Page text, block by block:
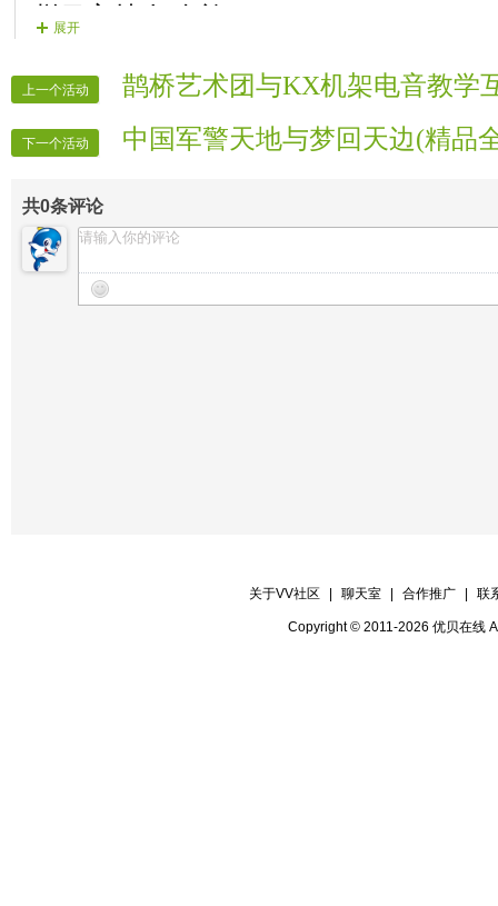
栏目主持人
栏目图片制作 霸道
栏目图片制作 时空
栏目晚会录像
相亲栏目组织 思瑶
相亲栏目组织
展开
上一个活动 鹊桥艺术团与KX机架电音教学
下一个活动 中国军警天地与梦回天边(精品
共0条评论
关于VV社区 聊天室 合作推广 联
Copyright © 2011-2026 优贝在线